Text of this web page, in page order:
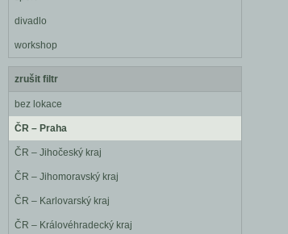
divadlo
workshop
zrušit filtr
bez lokace
ČR – Praha
ČR – Jihočeský kraj
ČR – Jihomoravský kraj
ČR – Karlovarský kraj
ČR – Královéhradecký kraj